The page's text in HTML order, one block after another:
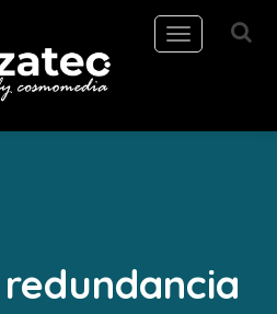
Toggle
navigation
redundancia